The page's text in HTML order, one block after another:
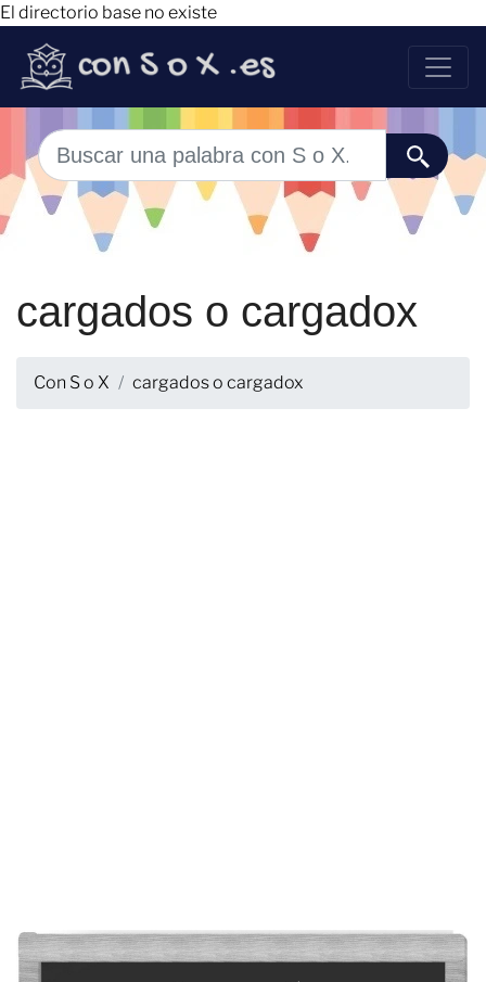
El directorio base no existe
cargados o cargadox
Con S o X cargados o cargadox